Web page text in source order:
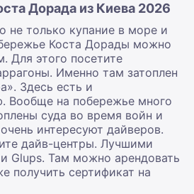
Дорада из Киева 2026
не только купание в море и
Коста Дорады можно
Для этого посетите
Именно там затоплен
Здесь есть и
Вообще на побережье много
суда во время войн и
интересуют дайверов.
дайв-центры. Лучшими
Glups. Там можно арендовать
получить сертификат на